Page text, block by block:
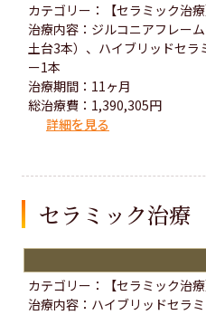
カテゴリー：【セラミック治療
治療内容：ジルコニアフレー
土台3本）、ハイブリッドセラ
ー1本
治療期間：11ヶ月
総治療費：1,390,305円
詳細を見る
セラミック治療
カテゴリー：【セラミック治療
治療内容：ハイブリッドセラ